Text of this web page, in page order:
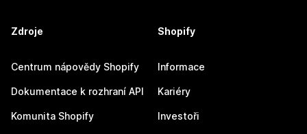
Zdroje
Centrum nápovědy Shopify
Dokumentace k rozhraní API
Komunita Shopify
Shopify
Informace
Kariéry
Investoři